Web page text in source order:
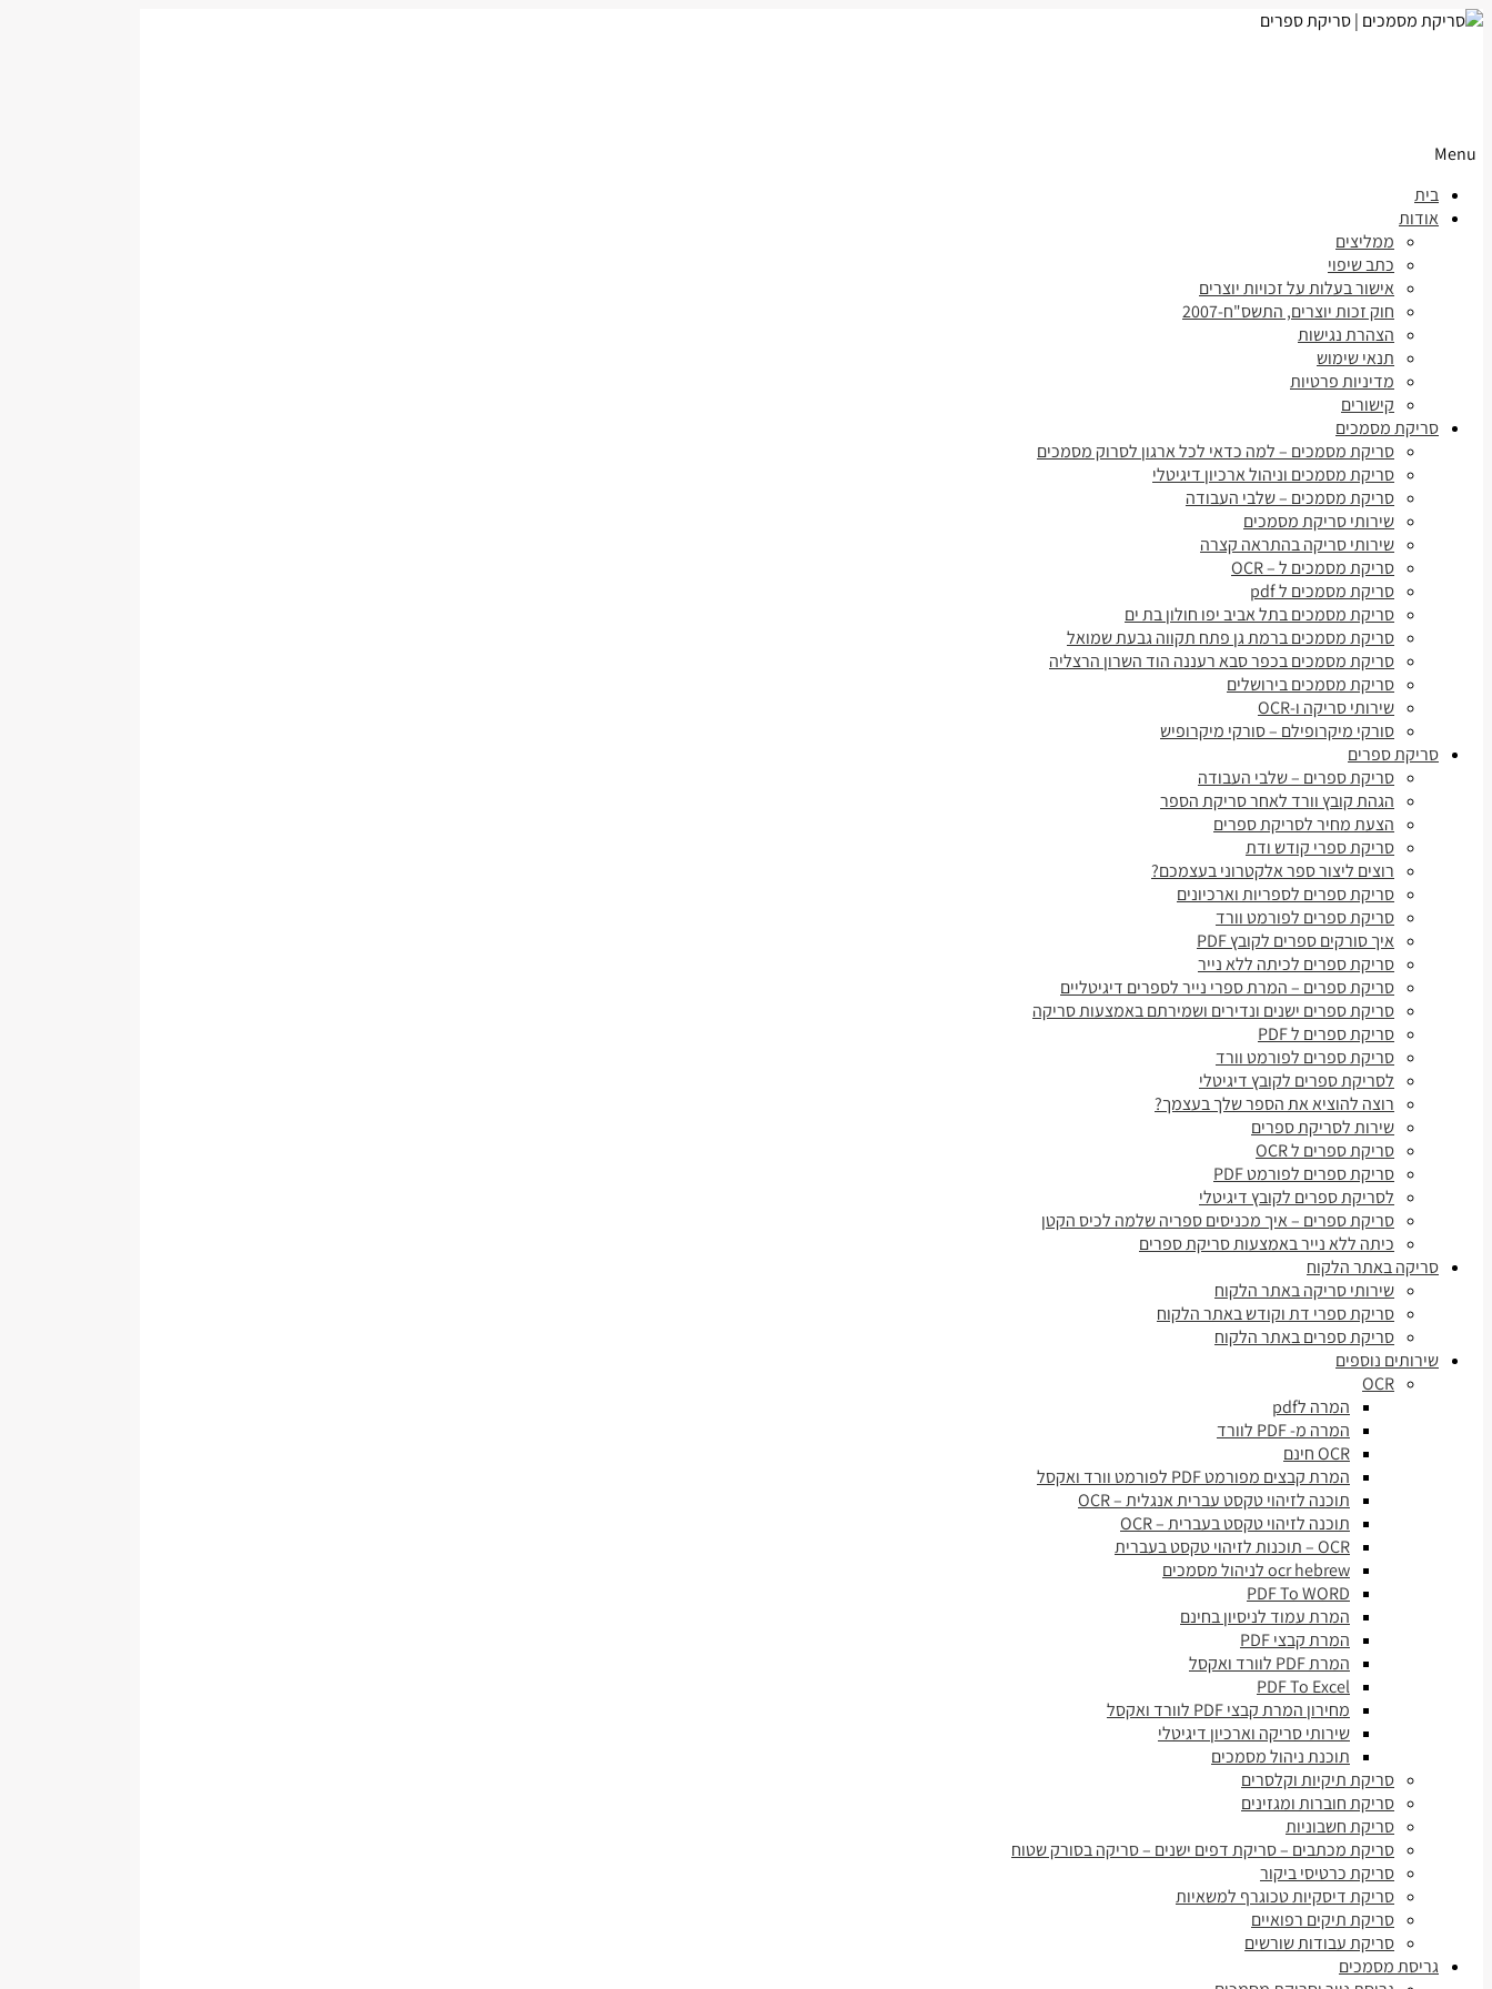
Skip בית
אודות
ממליצים
כתב שיפוי
אישור בעלות על זכויות יוצרים
חוק זכות יוצרים, התשס"ח-2007
הצהרת נגישות
תנאי שימוש
מדיניות פרטיות
קישורים
סריקת מסמכים
סריקת מסמכים – למה כדאי לכל ארגון לסרוק מסמכים
סריקת מסמכים וניהול ארכיון דיגיטלי
סריקת מסמכים – שלבי העבודה
שירותי סריקת מסמכים
שירותי סריקה בהתראה קצרה
סריקת מסמכים ל – OCR
סריקת מסמכים ל pdf
סריקת מסמכים בתל אביב יפו חולון בת ים
סריקת מסמכים ברמת גן פתח תקווה גבעת שמואל
סריקת מסמכים בכפר סבא רעננה הוד השרון הרצליה
סריקת מסמכים בירושלים
שירותי סריקה ו-OCR
סורקי מיקרופילם – סורקי מיקרופיש
סריקת ספרים
סריקת ספרים – שלבי העבודה
הגהת קובץ וורד לאחר סריקת הספר
הצעת מחיר לסריקת ספרים
סריקת ספרי קודש ודת
רוצים ליצור ספר אלקטרוני בעצמכם?
סריקת ספרים לספריות וארכיונים
סריקת ספרים לפורמט וורד
איך סורקים ספרים לקובץ PDF
סריקת ספרים לכיתה ללא נייר
סריקת ספרים – המרת ספרי נייר לספרים דיגיטליים
סריקת ספרים ישנים ונדירים ושמירתם באמצעות סריקה
סריקת ספרים ל PDF
סריקת ספרים לפורמט וורד
לסריקת ספרים לקובץ דיגיטלי
רוצה להוציא את הספר שלך בעצמך?
שירות לסריקת ספרים
סריקת ספרים ל OCR
סריקת ספרים לפורמט PDF
לסריקת ספרים לקובץ דיגיטלי
סריקת ספרים – איך מכניסים ספריה שלמה לכיס הקטן
כיתה ללא נייר באמצעות סריקת ספרים
סריקה באתר הלקוח
שירותי סריקה באתר הלקוח
סריקת ספרי דת וקודש באתר הלקוח
סריקת ספרים באתר הלקוח
שירותים נוספים
OCR
המרה לpdf
המרה מ- PDF לוורד
OCR חינם
המרת קבצים מפורמט PDF לפורמט וורד ואקסל
תוכנה לזיהוי טקסט עברית אנגלית – OCR
תוכנה לזיהוי טקסט בעברית – OCR
OCR – תוכנות לזיהוי טקסט בעברית
ocr hebrew לניהול מסמכים
PDF To WORD
המרת עמוד לניסיון בחינם
המרת קבצי PDF
המרת PDF לוורד ואקסל
PDF To Excel
מחירון המרת קבצי PDF לוורד ואקסל
שירותי סריקה וארכיון דיגיטלי
תוכנת ניהול מסמכים
סריקת תיקיות וקלסרים
סריקת חוברות ומגזינים
סריקת חשבוניות
סריקת מכתבים – סריקת דפים ישנים – סריקה בסורק שטוח
סריקת כרטיסי ביקור
סריקת דיסקיות טכוגרף למשאיות
סריקת תיקים רפואיים
סריקת עבודות שורשים
גריסת מסמכים